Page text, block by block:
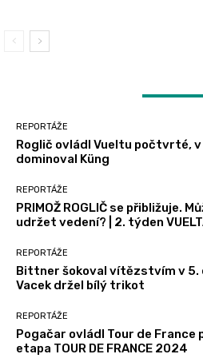
REPORTÁŽE
Roglič ovládl Vueltu počtvrté,
dominoval Küng
REPORTÁŽE
PRIMOŽ ROGLIČ se přibližuje.
udržet vedení? | 2. týden
REPORTÁŽE
Bittner šokoval vítězstvím v 5.
Vacek držel bílý trikot
REPORTÁŽE
Pogačar ovládl Tour de France
etapa TOUR DE FRANCE 2024